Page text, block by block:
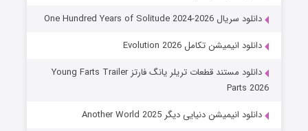
دانلود سریال One Hundred Years of Solitude 2024-2026
دانلود انیمیشن تکامل Evolution 2026
دانلود مستند قطعات تریلر یانگ فارتز Young Farts Trailer
Parts 2026
دانلود انیمیشن دنیایی دیگر Another World 2025